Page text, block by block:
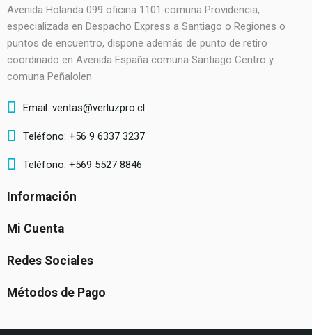
Avenida Holanda 099 oficina 1101 comuna Providencia,
especializada en Despacho Express a Santiago o Regiones o
puntos de encuentro, dispone además de punto de retiro
coordinado en Avenida España comuna Santiago Centro y
comuna Peñalolen
Email: ventas@verluzpro.cl
Teléfono: +56 9 6337 3237
Teléfono: +569 5527 8846
Información
Mi Cuenta
Redes Sociales
Métodos de Pago